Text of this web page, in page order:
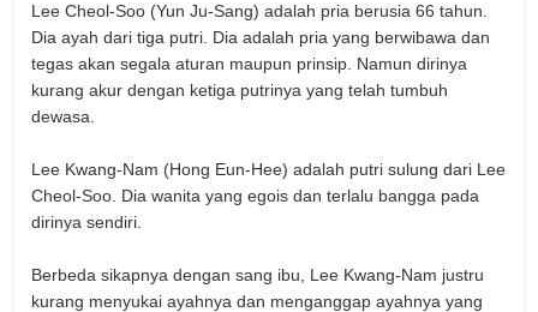
Lee Cheol-Soo (Yun Ju-Sang) adalah pria berusia 66 tahun.
Dia ayah dari tiga putri. Dia adalah pria yang berwibawa dan
tegas akan segala aturan maupun prinsip. Namun dirinya
kurang akur dengan ketiga putrinya yang telah tumbuh
dewasa.
Lee Kwang-Nam (Hong Eun-Hee) adalah putri sulung dari Lee
Cheol-Soo. Dia wanita yang egois dan terlalu bangga pada
dirinya sendiri.
Berbeda sikapnya dengan sang ibu, Lee Kwang-Nam justru
kurang menyukai ayahnya dan menganggap ayahnya yang